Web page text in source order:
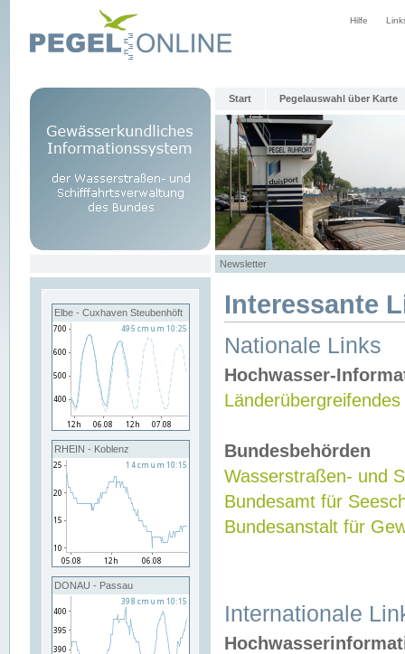
Hilfe
Start Pegelauswahl über Karte
Newsletter
Elbe - Cuxhaven Steubenhöft
RHEIN - Koblenz
DONAU - Passau
Interessante
Nationale Links
Hochwasser-
Bundesbehörden
Wasserstraßen- und
Bundesamt für
Bundesanstalt für
Internationale